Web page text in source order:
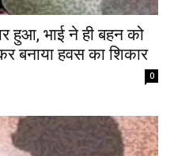
हुआ, भाई ने ही बहन को
बनाया हवस का शिकार
0